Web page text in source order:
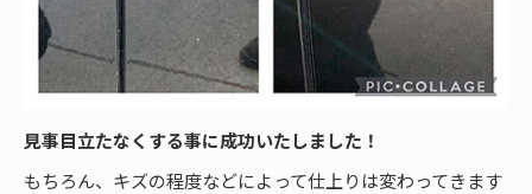
見事目立たなくする事に成功いたしました！
もちろん、キズの程度などによって仕上りは変わってきます